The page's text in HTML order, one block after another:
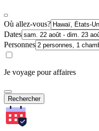
Où allez-vous?
Dates
Personnes
Je voyage pour affaires
Rechercher